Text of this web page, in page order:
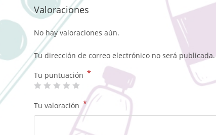
Valoraciones
No hay valoraciones aún.
Tu dirección de correo electrónico no será publicada.
Tu puntuación *
Tu valoración *